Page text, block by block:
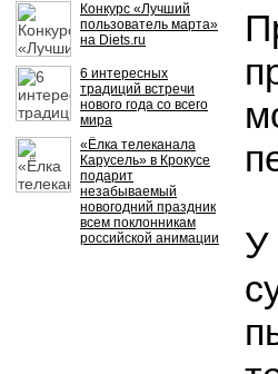
Конкурс «Лучший
пользователь марта»
на Diets.ru
6 интересных
традиций встречи
нового года со всего
мира
«Ёлка телеканала
Карусель» в Крокусе
подарит
незабываемый
новогодний праздник
всем поклонникам
российской анимации
У